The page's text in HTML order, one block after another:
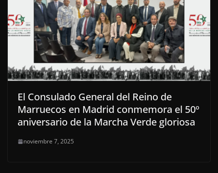
El Consulado General del Reino de
Marruecos en Madrid conmemora el 50º
aniversario de la Marcha Verde gloriosa
noviembre 7, 2025